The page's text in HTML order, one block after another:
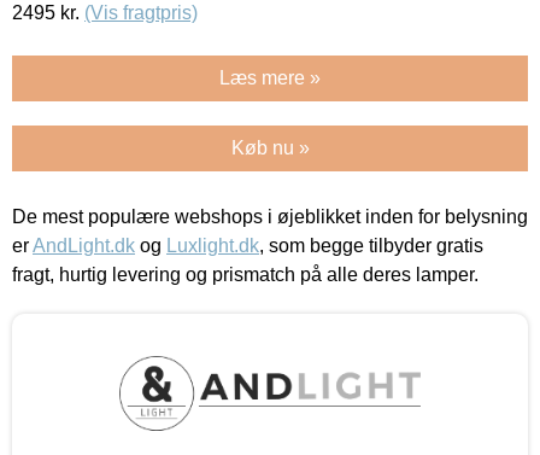
2495 kr. (Vis fragtpris)
Læs mere »
Køb nu »
De mest populære webshops i øjeblikket inden for belysning
erAndLight.dk og Luxlight.dk, som begge tilbyder gratis
fragt, hurtig levering og prismatch på alle deres lamper.